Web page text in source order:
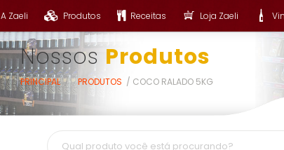
A Zaeli Produtos Receitas Loja Zaeli
Nossos Produtos
PRINCIPAL PRODUTOS COCO RALADO 5KG